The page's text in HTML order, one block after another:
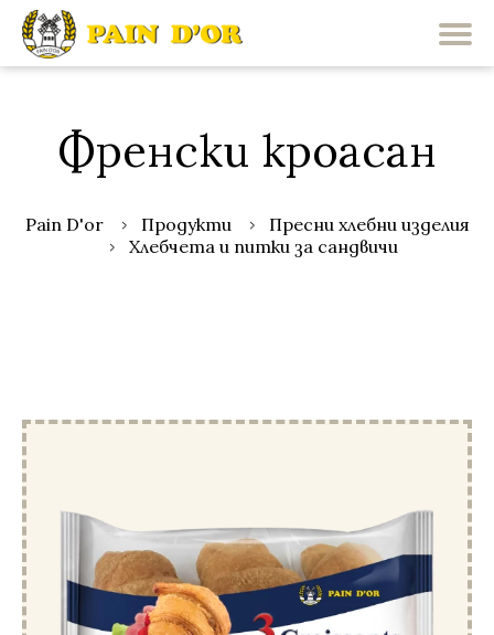
Френски кроасан
Pain D'or Продукти
Пресни хлебни изделия
Хлебчета и питки за сандвичи